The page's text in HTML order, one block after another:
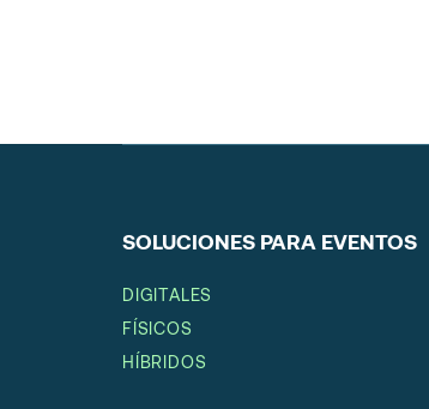
SOLUCIONES PARA EVENTOS
DIGITALES
FÍSICOS
HÍBRIDOS